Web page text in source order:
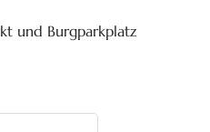
und Burgparkplatz